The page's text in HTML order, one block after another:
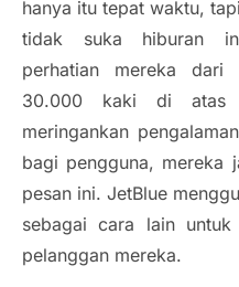
hanya itu tepat waktu,
tidak suka hiburan
perhatian mereka dari
30.000 kaki di atas
meringankan
bagi pengguna, mereka
pesan ini. JetBlue
sebagai cara lain untuk
pelanggan mereka.